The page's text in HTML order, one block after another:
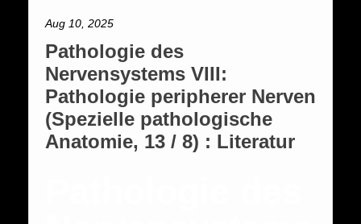
Aug 10, 2025
Pathologie des
Nervensystems VIII:
Pathologie peripherer Nerven
(Spezielle pathologische
Anatomie, 13 / 8) : Literatur